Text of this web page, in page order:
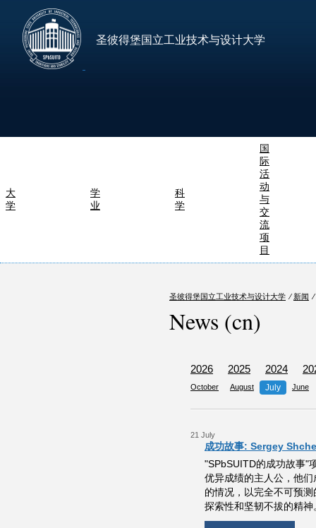
圣彼得堡国立工业技术与设计大学
大
学
学
业
科
学
国
际
活
动
与
交
流
项
目
圣彼得堡国立工业技术与设计大学 ⁄ 新闻 ⁄
News (cn)
2026 2025 2024
October August July June
21 July
成功故事: Sergey
"SPbSUITD的成功故事"
优异成绩的主人公，他
的情况，以完全不可预
探索性和坚韧不拔的精